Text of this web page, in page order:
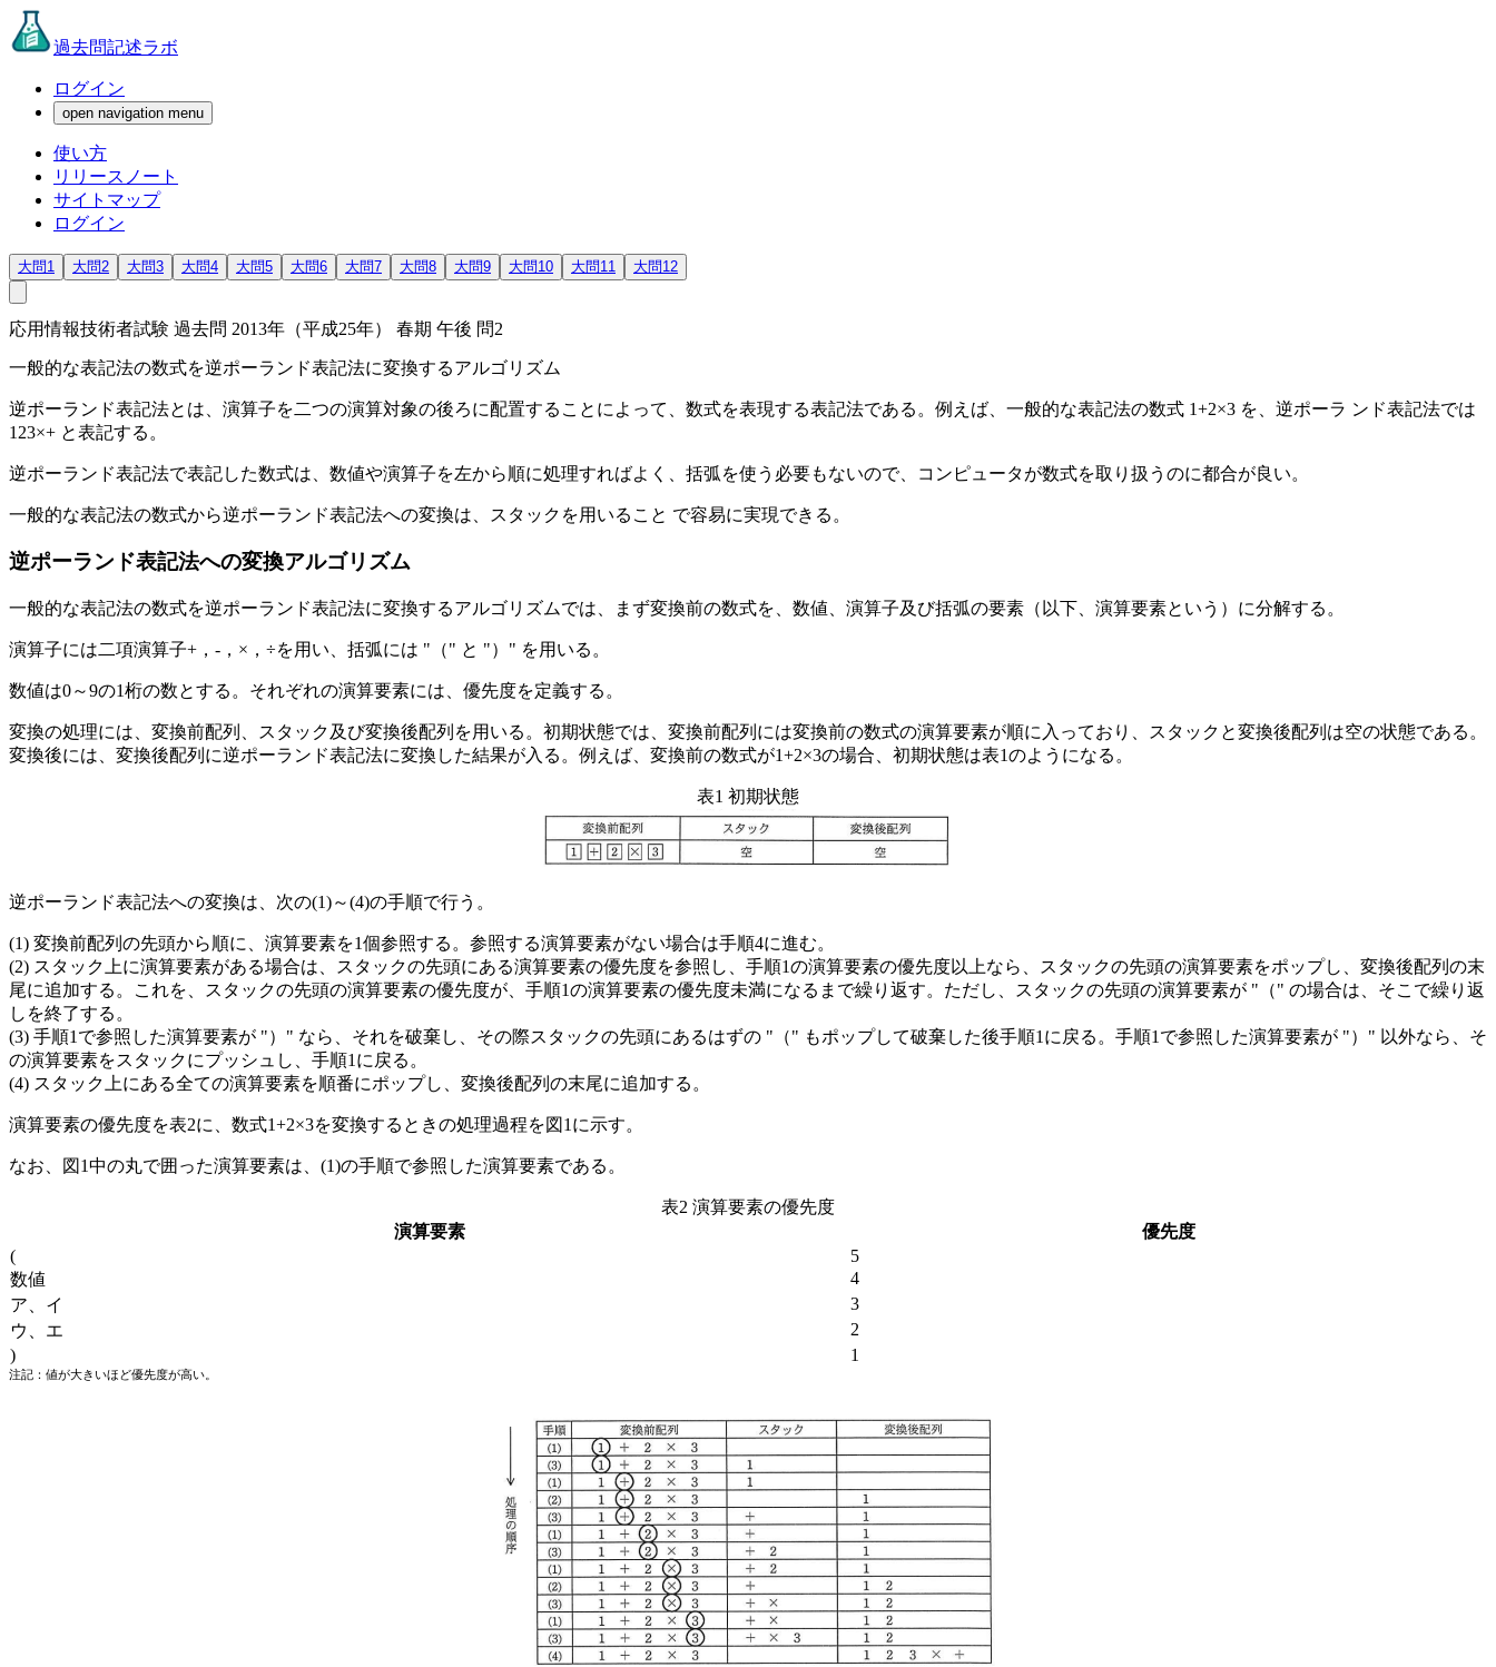
過去問記述ラボ
ログイン
open navigation menu
使い方
リリースノート
サイトマップ
ログイン
大問1 大問2 大問3 大問4 大問5 大問6 大問7 大問8 大問9 大問10 大問11 大問12
応用情報技術者試験 過去問 2013年（平成25年） 春期 午後 問2
一般的な表記法の数式を逆ポーランド表記法に変換するアルゴリズム
逆ポーランド表記法とは、演算子を二つの演算対象の後ろに配置することによって、数式を表現する表記法である。例えば、一般的な表記法の数式 1+2×3 を、逆ポーラ ンド表記法では
123×+ と表記する。
逆ポーランド表記法で表記した数式は、数値や演算子を左から順に処理すればよく、括弧を使う必要もないので、コンピュータが数式を取り扱うのに都合が良い。
一般的な表記法の数式から逆ポーランド表記法への変換は、スタックを用いること で容易に実現できる。
逆ポーランド表記法への変換アルゴリズム
一般的な表記法の数式を逆ポーランド表記法に変換するアルゴリズムでは、まず変換前の数式を、数値、演算子及び括弧の要素（以下、演算要素という）に分解する。
演算子には二項演算子+，-，×，÷を用い、括弧には "（" と "）" を用いる。
数値は0～9の1桁の数とする。それぞれの演算要素には、優先度を定義する。
変換の処理には、変換前配列、スタック及び変換後配列を用いる。初期状態では、変換前配列には変換前の数式の演算要素が順に入っており、スタックと変換後配列は空の状態である。
変換後には、変換後配列に逆ポーランド表記法に変換した結果が入る。例えば、変換前の数式が1+2×3の場合、初期状態は表1のようになる。
表1 初期状態
逆ポーランド表記法への変換は、次の(1)～(4)の手順で行う。
変換前配列の先頭から順に、演算要素を1個参照する。参照する演算要素がない場合は手順4に進む。
スタック上に演算要素がある場合は、スタックの先頭にある演算要素の優先度を参照し、手順1の演算要素の優先度以上なら、スタックの先頭の演算要素をポップし、変換後配列の末
尾に追加する。これを、スタックの先頭の演算要素の優先度が、手順1の演算要素の優先度未満になるまで繰り返す。ただし、スタックの先頭の演算要素が "（" の場合は、そこで繰り返
しを終了する。
手順1で参照した演算要素が "）" なら、それを破棄し、その際スタックの先頭にあるはずの "（" もポップして破棄した後手順1に戻る。手順1で参照した演算要素が "）" 以外なら、そ
の演算要素をスタックにプッシュし、手順1に戻る。
スタック上にある全ての演算要素を順番にポップし、変換後配列の末尾に追加する。
演算要素の優先度を表2に、数式1+2×3を変換するときの処理過程を図1に示す。
なお、図1中の丸で囲った演算要素は、(1)の手順で参照した演算要素である。
表2 演算要素の優先度
演算要素
優先度
(
5
数値
4
ア
イ
3
ウ
エ
2
)
1
注記：値が大きいほど優先度が高い。